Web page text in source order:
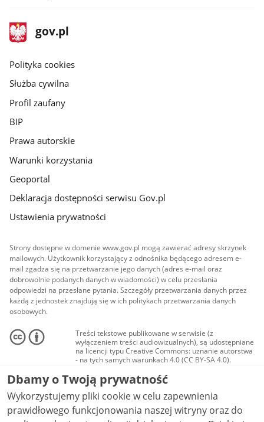
stopka
gov.pl
Strona
gov.pl
gov.pl
Polityka cookies
Służba cywilna
Profil zaufany
BIP
Prawa autorskie
Warunki korzystania
Geoportal
Deklaracja dostępności serwisu Gov.pl
Ustawienia prywatności
Strony dostępne w domenie www.gov.pl mogą zawierać adresy skrzynek
mailowych. Użytkownik korzystający z odnośnika będącego adresem e-
mail zgadza się na przetwarzanie jego danych (adres e-mail oraz
dobrowolnie podanych danych w wiadomości) w celu przesłania
odpowiedzi na przesłane pytania. Szczegóły przetwarzania danych przez
każdą z jednostek znajdują się w ich politykach przetwarzania danych
osobowych.
Treści tekstowe publikowane w serwisie (z
wyłączeniem treści audiowizualnych), są udostępniane
na licencji typu Creative Commons: uznanie autorstwa
- na tych samych warunkach 4.0 (CC BY-SA 4.0).
Materiały audiowizualne, w tym zdjęcia, materiały
audio i wideo, są udostępniane na licencji typu
Creative Commons: uznanie autorstwa użycie
niekomercyjne - bez utworów zależnych 4.0 (CC BY-
NC-ND 4.0), o ile nie jest to stwierdzone inaczej.
Dbamy o Twoją prywatność
Wykorzystujemy pliki cookie w celu zapewnienia
prawidłowego funkcjonowania naszej witryny oraz do